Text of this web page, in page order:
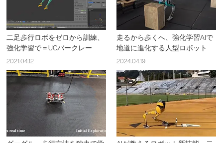
二足歩行ロボをゼロから訓練、
強化学習で＝UCバークレー
2021.04.12
走るから歩くへ、強化学習AIで
地道に進化する人型ロボット
2024.04.19